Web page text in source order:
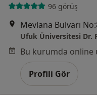
96 görüş
Mevlana Bulvarı
Ufuk Üniversitesi Dr.
Profili Gör